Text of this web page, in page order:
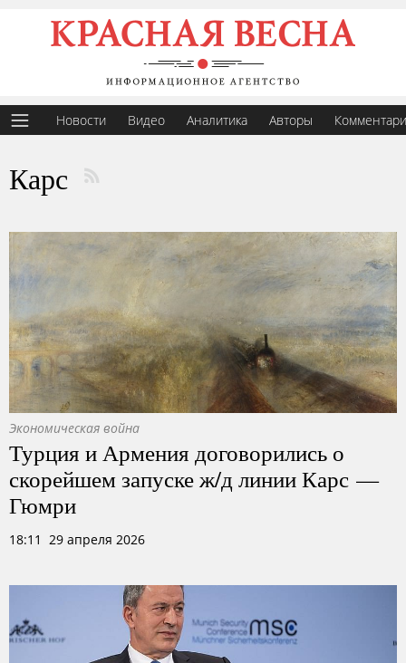
Новости Видео Аналитика Авторы
Карс
Экономическая война
Турция и Армения договорились о
скорейшем запуске ж/д линии Карс —
Гюмри
18:11 29 апреля 2026